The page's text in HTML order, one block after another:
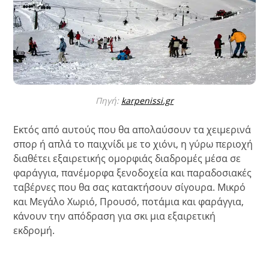
Πηγή: karpenissi.gr
Εκτός από αυτούς που θα απολαύσουν τα χειμερινά
σπορ ή απλά το παιχνίδι με το χιόνι, η γύρω περιοχή
διαθέτει εξαιρετικής ομορφιάς διαδρομές μέσα σε
φαράγγια, πανέμορφα ξενοδοχεία και παραδοσιακές
ταβέρνες που θα σας κατακτήσουν σίγουρα. Μικρό
και Μεγάλο Χωριό, Προυσό, ποτάμια και φαράγγια,
κάνουν την απόδραση για σκι μια εξαιρετική
εκδρομή.